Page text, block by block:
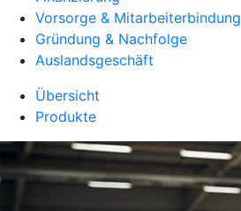
Vorsorge & Mitarbeiterbindung
Gründung & Nachfolge
Auslandsgeschäft
Übersicht
Produkte